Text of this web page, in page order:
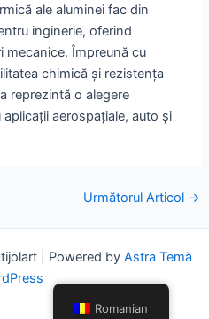
ale aluminei fac din
inginerie, oferind
mecanice. Împreună cu
chimică și rezistența
reprezintă o alegere
aerospațiale, auto și
Următorul Articol →
| Powered by Astra Temă
Romanian